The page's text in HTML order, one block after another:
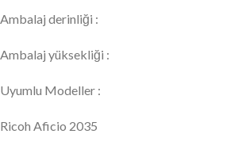
Ambalaj derinliği :
Ambalaj yüksekliği :
Uyumlu Modeller :
Ricoh Aficio 2035